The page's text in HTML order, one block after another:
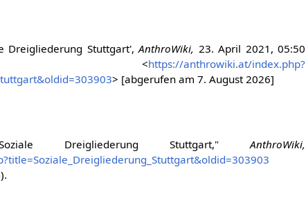
Dreigliederung Stuttgart',AnthroWiki, 23. April 2021, 05:50
<https://anthrowiki.at/index.php?
> [abgerufen am 7. August 2026]
"Soziale Dreigliederung Stuttgart,"AnthroWiki,